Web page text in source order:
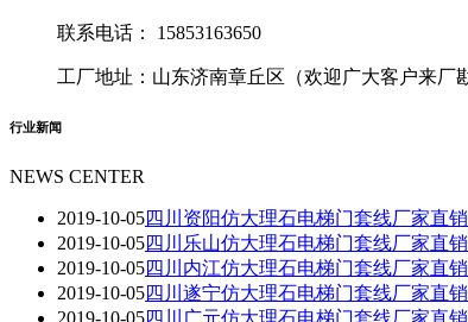
联系电话： 15853163650
工厂地址：山东济南章丘区（欢迎广大客户来厂
行业新闻
NEWS CENTER
2019-10-05四川资阳仿大理石电梯门套线厂家直
2019-10-05四川乐山仿大理石电梯门套线厂家直
2019-10-05四川内江仿大理石电梯门套线厂家直
2019-10-05四川遂宁仿大理石电梯门套线厂家直
2019-10-05四川广元仿大理石电梯门套线厂家直